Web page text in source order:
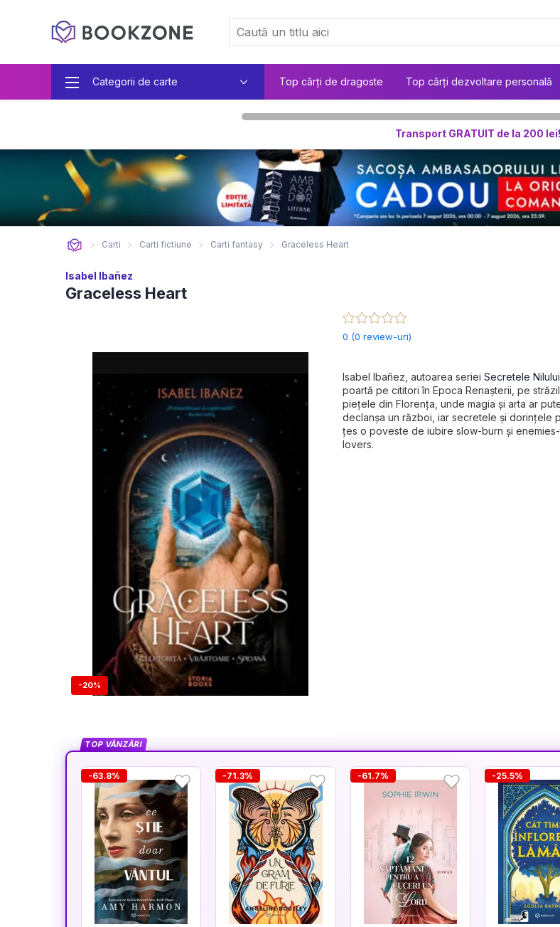
Categorii de carte Top cărți de dragoste Top cărți dezvoltare personală
Transport GRATUIT de la 200 lei!
Carti Carti fictiune Carti fantasy Graceless Heart
Isabel Ibañez
Graceless Heart
-20%
0 (0 review-uri)
Isabel Ibañez, autoarea seriei Secretele Nilului
poartă pe cititori în Epoca Renașterii, pe
piețele din Florența, unde magia și arta ar
declanșa un război, iar secretele și dorințele
țes o poveste de iubire slow-burn și
lovers.
TOP VÂNZĂRI
-63.8% -71.3% -61.7% -25.5%